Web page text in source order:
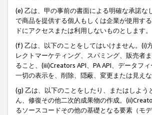
(e) 乙は、甲の事前の書面による明確な承諾
で商品を提供する個人もしくは企業が使用す
ドにアクセスまたは利用しないものとします。
(f) 乙は、以下のことをしてはいけません。(i)
レクトマーケティング、スパミング、販売者
ること、(iii)Creators API、PA API、データフ
一切の表示を、削除、隠蔽、変更または見え
(g) 乙は、以下のことをしたり、またはしよ
ん、修復その他二次的成果物の作成。
るソースコードその他の基礎となる要素（モ